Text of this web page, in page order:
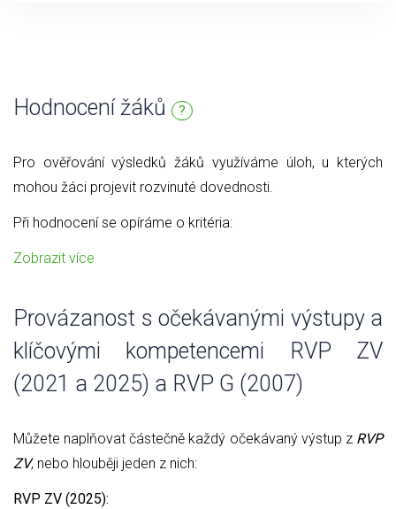
Hodnocení žáků ?
Pro ověřování výsledků žáků využíváme úloh, u kterých
mohou žáci projevit rozvinuté dovednosti.
Při hodnocení se opíráme o kritéria:
Zobrazit více
Provázanost s očekávanými výstupy a
klíčovými kompetencemi RVP ZV
(2021 a 2025) a RVP G (2007)
Můžete naplňovat částečně každý očekávaný výstup z RVP
ZV, nebo hlouběji jeden z nich:
RVP ZV (2025):